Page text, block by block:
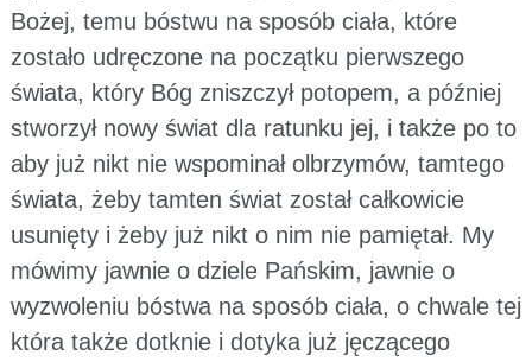
Bożej, temu bóstwu na sposób ciała, które
zostało udręczone na początku pierwszego
świata, który Bóg zniszczył potopem, a później
stworzył nowy świat dla ratunku jej, i także po to
aby już nikt nie wspominał olbrzymów, tamtego
świata, żeby tamten świat został całkowicie
usunięty i żeby już nikt o nim nie pamiętał. My
mówimy jawnie o dziele Pańskim, jawnie o
wyzwoleniu bóstwa na sposób ciała, o chwale tej
która także dotknie i dotyka już jęczącego